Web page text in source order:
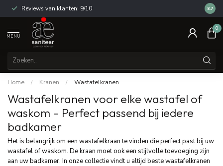
14 dagen bedenktijd 8.7
MENU
0
Home / Kranen / Wastafelkranen
Wastafelkranen voor elke wastafel of
waskom – Perfect passend bij iedere
badkamer
Het is belangrijk om een wastafelkraan te vinden die perfect past bij uw
wastafel of waskom. De kraan moet ook een stijlvolle toevoeging zijn
aan uw badkamer. In onze collectie vindt u altijd beste wastafelkranen